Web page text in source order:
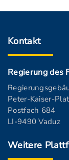
Kontakt
Regierung des
Peter-Kaiser-
Postfach 684
LI-9490 Vaduz
Weitere